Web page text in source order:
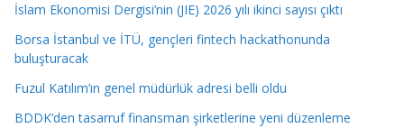
İslam Ekonomisi Dergisi’nin (JIE) 2026 yılı ikinci sayısı çıktı
Borsa İstanbul ve İTÜ, gençleri fintech hackathonunda
buluşturacak
Fuzul Katılım’ın genel müdürlük adresi belli oldu
BDDK’den tasarruf finansman şirketlerine yeni düzenleme